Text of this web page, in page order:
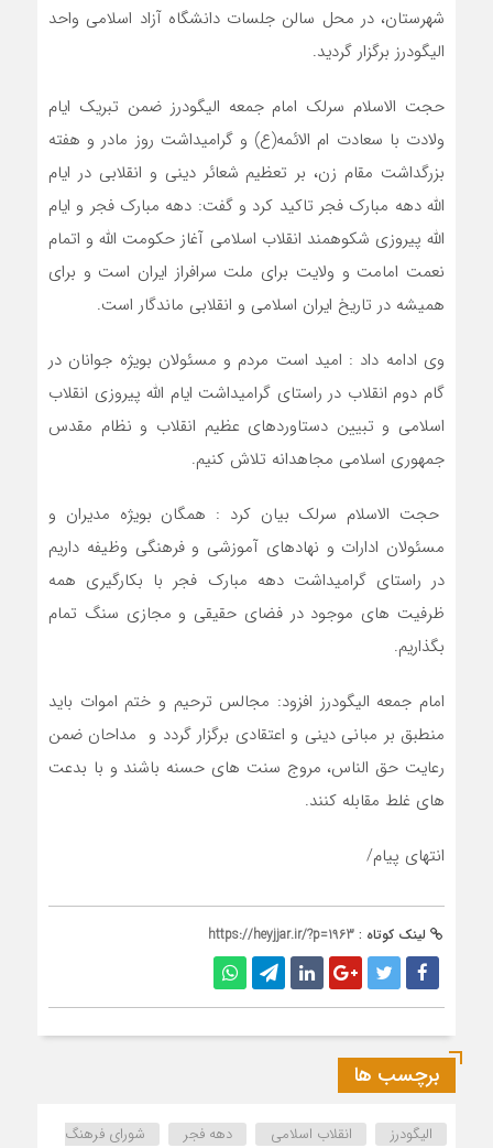
شهرستان، در محل سالن جلسات دانشگاه آزاد اسلامی واحد
الیگودرز برگزار گردید.
حجت الاسلام سرلک امام‌ جمعه الیگودرز ضمن تبریک ایام
ولادت با سعادت ام الائمه(ع) و گرامیداشت روز مادر و هفته
بزرگداشت مقام زن، بر تعظیم شعائر دینی و انقلابی در ایام
الله دهه مبارک فجر تاکید کرد و گفت: دهه مبارک فجر و ایام
الله پیروزی شکوهمند انقلاب اسلامی آغاز حکومت الله و اتمام
نعمت امامت و ولایت برای ملت سرافراز ایران است و برای
همیشه در تاریخ ایران اسلامی و انقلابی ماندگار است.
وی ادامه داد : امید است مردم و مسئولان بویژه جوانان در
گام دوم انقلاب در راستای گرامیداشت ایام الله پیروزی انقلاب
اسلامی و تبیین دستاوردهای عظیم انقلاب و نظام مقدس
جمهوری اسلامی مجاهدانه تلاش کنیم.
حجت الاسلام سرلک بیان کرد : همگان بویژه مدیران و
مسئولان ادارات و نهادهای آموزشی و فرهنگی وظیفه داریم
در راستای گرامیداشت دهه مبارک فجر با بکارگیری همه
ظرفیت های موجود در فضای حقیقی و مجازی سنگ تمام
بگذاریم.
امام‌ جمعه الیگودرز افزود: مجالس ترحیم و ختم اموات باید
منطبق بر مبانی دینی و اعتقادی برگزار گردد و مداحان ضمن
رعایت حق الناس، مروج سنت های حسنه باشند و با بدعت
های غلط مقابله کنند.
انتهای پیام/
لینک کوتاه : https://heyjjar.ir/?p=1963
برچسب ها
الیگودرز انقلاب اسلامی دهه فجر
شورای فرهنگ